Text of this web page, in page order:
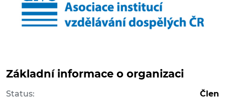
Základní informace o organizaci
Status: Člen